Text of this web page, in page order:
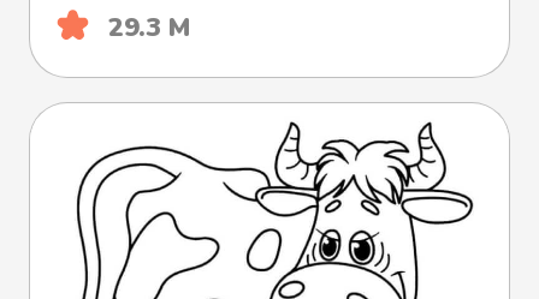
29.3 М